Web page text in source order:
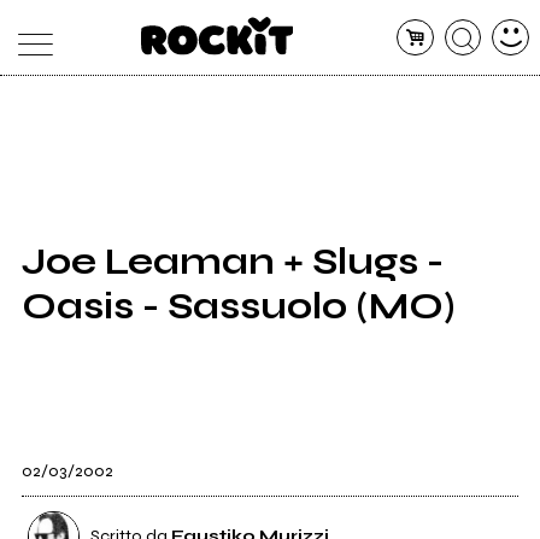
SHOP
RADIO
Joe Leaman + Slugs -
Oasis - Sassuolo (MO)
02/03/2002